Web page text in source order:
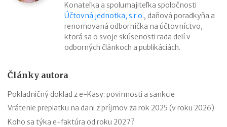
Konateľka a spolumajiteľka spoločnosti
Účtovná jednotka, s.r.o., daňová poradkyňa a
renomovaná odborníčka na účtovníctvo,
ktorá sa o svoje skúsenosti rada delí v
odborných článkoch a publikáciách.
Články autora
Pokladničný doklad z e-Kasy: povinnosti a sankcie
Vrátenie preplatku na dani z príjmov za rok 2025 (v roku 2026)
Koho sa týka e-faktúra od roku 2027?